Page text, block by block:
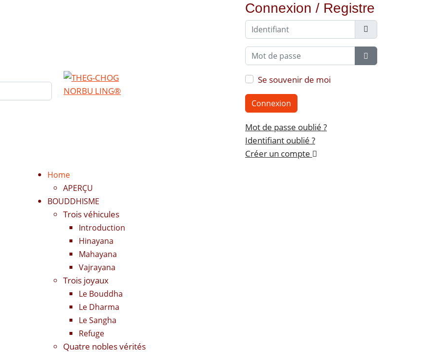
Connexion / Registre
Identifiant
Mot de passe
Show Password
Se souvenir de moi
Connexion
Mot de passe oublié ?
Identifiant oublié ?
Créer un compte
Home
APERÇU
BOUDDHISME
Trois véhicules
Introduction
Hinayana
Mahayana
Vajrayana
Trois joyaux
Le Bouddha
Le Dharma
Le Sangha
Refuge
Quatre nobles vérités